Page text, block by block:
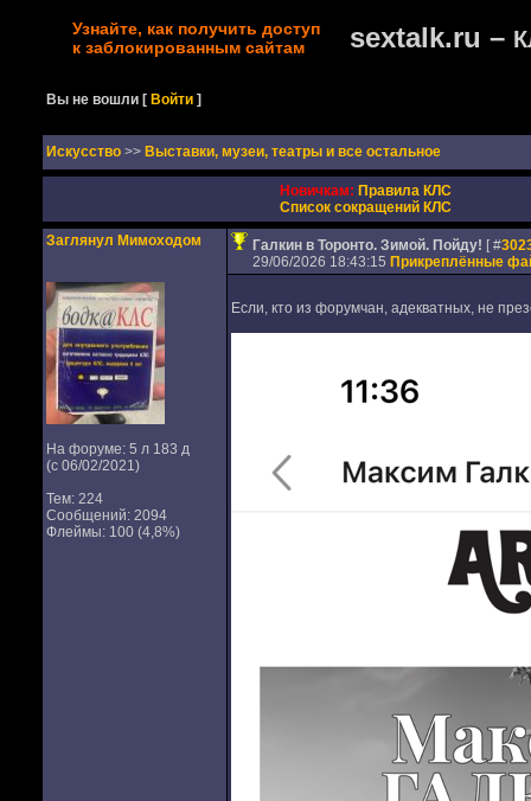
Узнайте, как получить доступ
к заблокированным сайтам
sextalk.ru –
Вы не вошли [Войти ]
Искусство >> Выставки, музеи, театры и все остальное
Новичкам: Правила КЛС
Список сокращений КЛС
Заглянул Мимоходом
На форуме: 5 л 183 д
(с 06/02/2021)
Тем: 224
Сообщений: 2094
Флеймы: 100 (4,8%)
Галкин в Торонто. Зимой. Пойду! [ #
29/06/2026 18:43:15 Прикреплённые
Если, кто из форумчан, адекватных, не